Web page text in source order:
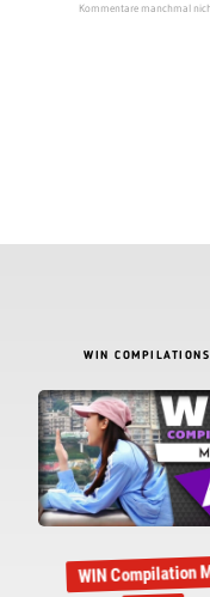
Kommentare manchmal
WIN COMPILATIONS
WIN Compilation